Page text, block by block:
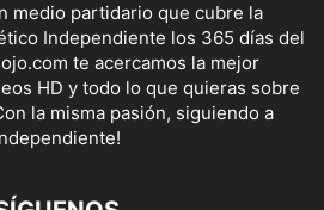
medio partidario que cubre la
Independiente los 365 días del
te acercamos la mejor
HD y todo lo que quieras sobre
la misma pasión, siguiendo a